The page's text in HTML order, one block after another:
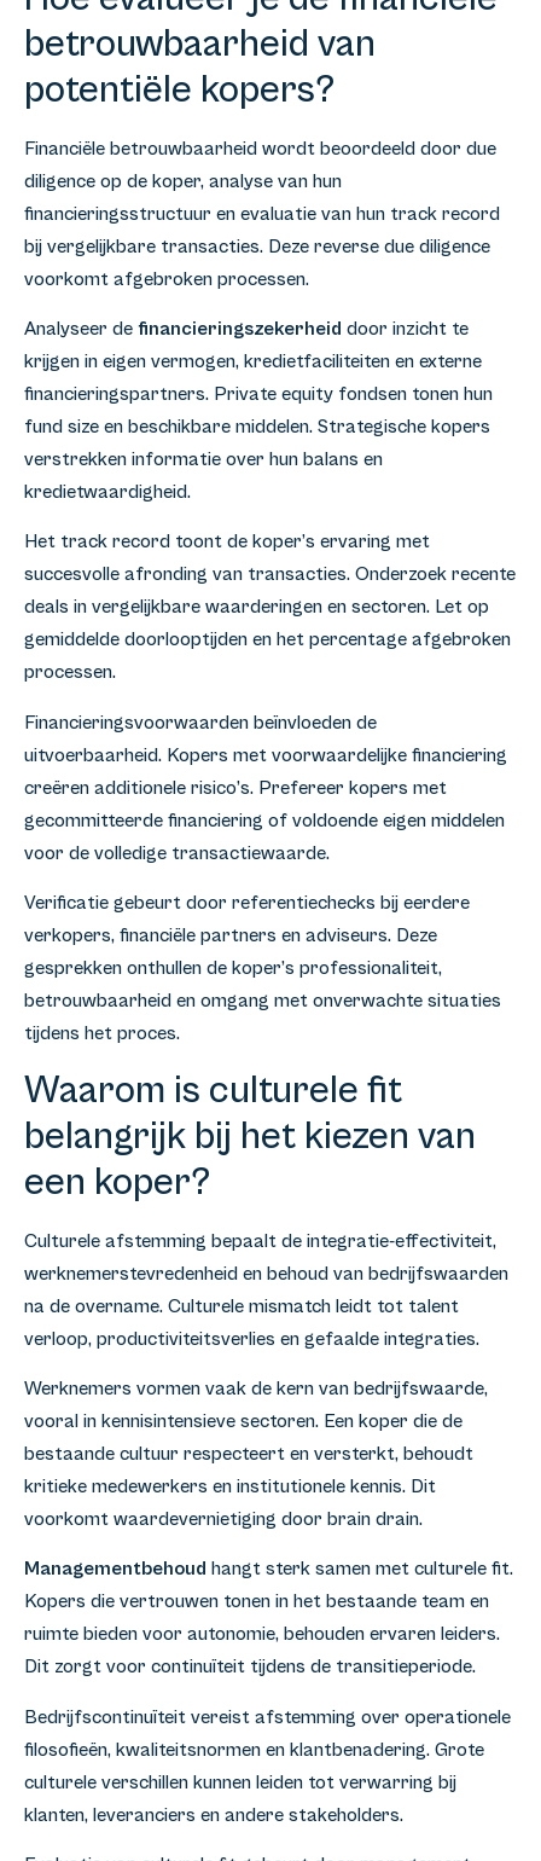
betrouwbaarheid van
potentiële kopers?
Financiële betrouwbaarheid wordt beoordeeld door due
diligence op de koper, analyse van hun
financieringsstructuur en evaluatie van hun track record
bij vergelijkbare transacties. Deze reverse due diligence
voorkomt afgebroken processen.
Analyseer de financieringszekerheid door inzicht te
krijgen in eigen vermogen, kredietfaciliteiten en externe
financieringspartners. Private equity fondsen tonen hun
fund size en beschikbare middelen. Strategische kopers
verstrekken informatie over hun balans en
kredietwaardigheid.
Het track record toont de koper’s ervaring met
succesvolle afronding van transacties. Onderzoek recente
deals in vergelijkbare waarderingen en sectoren. Let op
gemiddelde doorlooptijden en het percentage afgebroken
processen.
Financieringsvoorwaarden beïnvloeden de
uitvoerbaarheid. Kopers met voorwaardelijke financiering
creëren additionele risico’s. Prefereer kopers met
gecommitteerde financiering of voldoende eigen middelen
voor de volledige transactiewaarde.
Verificatie gebeurt door referentiechecks bij eerdere
verkopers, financiële partners en adviseurs. Deze
gesprekken onthullen de koper’s professionaliteit,
betrouwbaarheid en omgang met onverwachte situaties
tijdens het proces.
Waarom is culturele fit
belangrijk bij het kiezen van
een koper?
Culturele afstemming bepaalt de integratie-effectiviteit,
werknemerstevredenheid en behoud van bedrijfswaarden
na de overname. Culturele mismatch leidt tot talent
verloop, productiviteitsverlies en gefaalde integraties.
Werknemers vormen vaak de kern van bedrijfswaarde,
vooral in kennisintensieve sectoren. Een koper die de
bestaande cultuur respecteert en versterkt, behoudt
kritieke medewerkers en institutionele kennis. Dit
voorkomt waardevernietiging door brain drain.
Managementbehoud hangt sterk samen met culturele fit.
Kopers die vertrouwen tonen in het bestaande team en
ruimte bieden voor autonomie, behouden ervaren leiders.
Dit zorgt voor continuïteit tijdens de transitieperiode.
Bedrijfscontinuïteit vereist afstemming over operationele
filosofieën, kwaliteitsnormen en klantbenadering. Grote
culturele verschillen kunnen leiden tot verwarring bij
klanten, leveranciers en andere stakeholders.